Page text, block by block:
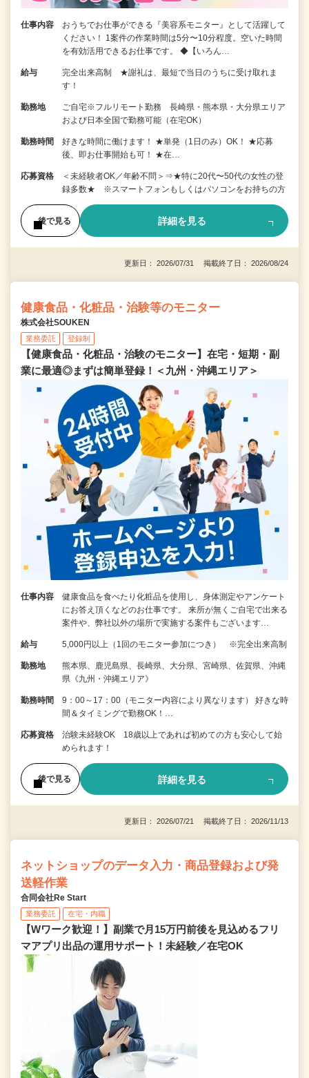
仕事内容
おうちでお仕事ができる『美容系モニター』として活躍して
ください！ 1案件の作業時間は5分〜10分程度。空いた時間
を有効活用できるお仕事です。 ◆【いろん…
給与
完全出来高制 ★謝礼は、最短で当日のうちに受け取れま
す！
勤務地
ご自宅※フルリモート勤務 長崎県・熊本県・大分県エリア
および日本全国で勤務可能（在宅OK）
勤務時間
好きな時間に働けます！ ★単発（1日のみ）OK！ ★応募
後、即お仕事開始も可！ ★在…
応募資格
＜未経験者OK／年齢不問＞⇒★特に20代〜50代の女性の登
録多数★ ※スマートフォンもしくはパソコンをお持ちの方
後で見る 詳細を見る
更新日： 2026/07/31 掲載終了日： 2026/08/24
健康食品・化粧品・治験等のモニター
株式会社SOUKEN
業務委託 登録制
【健康食品・化粧品・治験のモニター】在宅・短期・副
業に最適◎まずは簡単登録！＜九州・沖縄エリア＞
仕事内容
健康食品を食べたり化粧品を使用し、身体測定やアンケート
にお答え頂くなどのお仕事です。 来所が無くご自宅で出来る
案件や、弊社以外の場所で実施する案件もございます…
給与 5,000円以上（1回のモニター参加につき） ※完全出来高制
勤務地
熊本県、鹿児島県、長崎県、大分県、宮崎県、佐賀県、沖縄
県《九州・沖縄エリア》
勤務時間
9：00～17：00（モニター内容により異なります） 好きな時
間＆タイミングで勤務OK！…
応募資格
治験未経験OK 18歳以上であれば初めての方も安心して始
められます！
後で見る 詳細を見る
更新日： 2026/07/21 掲載終了日： 2026/11/13
ネットショップのデータ入力・商品登録および発
送軽作業
合同会社Re Start
業務委託 在宅・内職
【Wワーク歓迎！】副業で月15万円前後を見込めるフリ
マアプリ出品の運用サポート！未経験／在宅OK